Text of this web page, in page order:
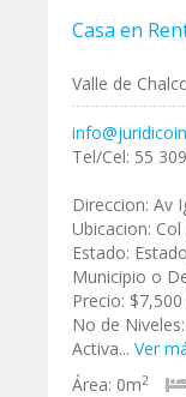
Casa en
Valle de
Tel/Cel: 55
Direccion: Av
Ubicacion:
Estado:
Municipio o
Precio:
No de
Activa... Ver
Área: 0m2